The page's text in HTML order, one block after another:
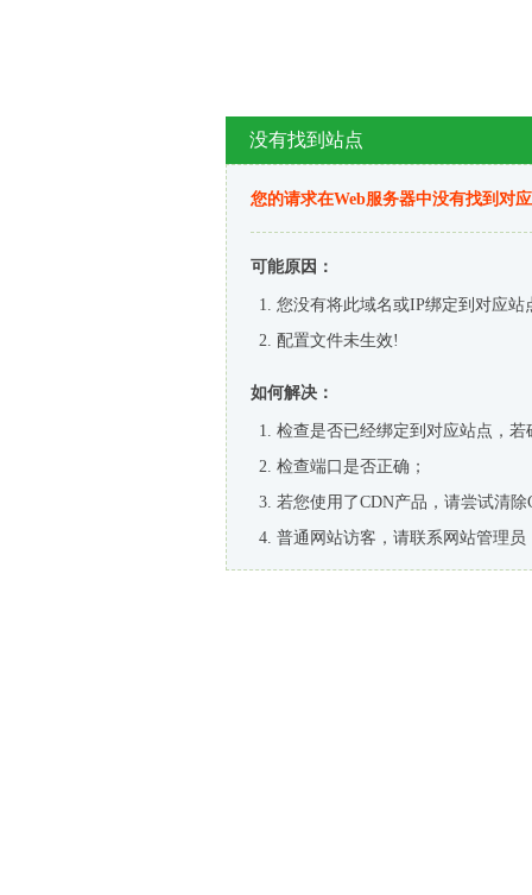
没有找到站点
您的请求在Web服务器中没有找到对
可能原因：
您没有将此域名或IP绑定到对应站
配置文件未生效!
如何解决：
检查是否已经绑定到对应站点，
检查端口是否正确；
若您使用了CDN产品，请尝试清除
普通网站访客，请联系网站管理员